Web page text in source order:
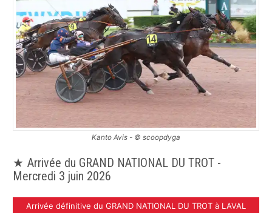
Kanto Avis - © scoopdyga
Arrivée du GRAND NATIONAL DU TROT -
Mercredi 3 juin 2026
Arrivée définitive du GRAND NATIONAL DU TROT à LAVAL